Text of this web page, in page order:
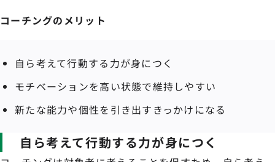
コーチングのメリット
自ら考えて行動する力が身につく
モチベーションを高い状態で維持しやすい
新たな能力や個性を引き出すきっかけになる
自ら考えて行動する力が身につく